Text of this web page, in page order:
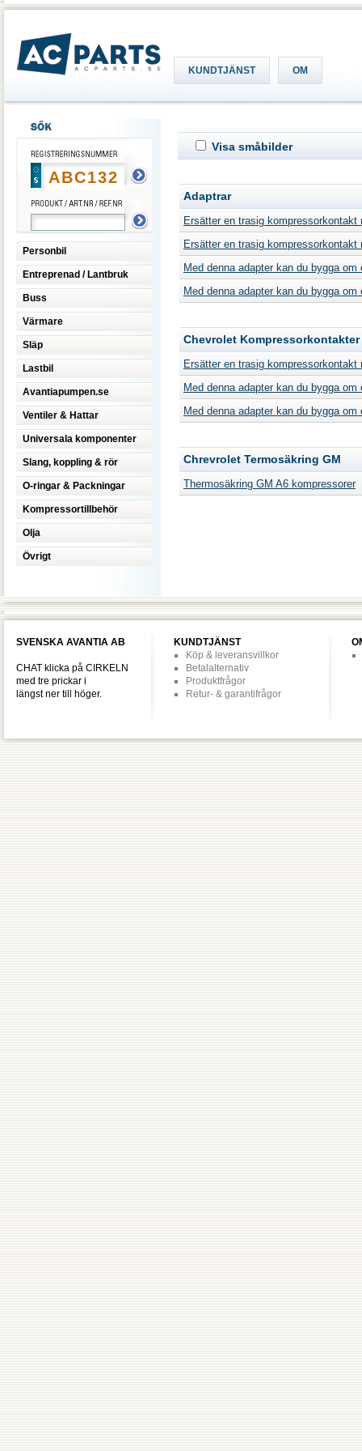
KUNDTJÄNST OM
Personbil
Entreprenad / Lantbruk
Buss
Värmare
Släp
Lastbil
Avantiapumpen.se
Ventiler & Hattar
Universala komponenter
Slang, koppling & rör
O-ringar & Packningar
Kompressortillbehör
Olja
Övrigt
Visa småbilder
Adaptrar
Ersätter en trasig kompressorkontakt
Ersätter en trasig kompressorkontakt
Med denna adapter kan du bygga
Med denna adapter kan du bygga
Chevrolet Kompressorkontakter
Ersätter en trasig kompressorkontakt
Med denna adapter kan du bygga
Med denna adapter kan du bygga
Chrevrolet Termosäkring GM
Thermosäkring GM A6 kompressorer
SVENSKA AVANTIA AB
CHAT klicka på CIRKELN
med tre prickar i
längst ner till höger.
KUNDTJÄNST
Köp & leveransvillkor
Betalalternativ
Produktfrågor
Retur- & garantifrågor